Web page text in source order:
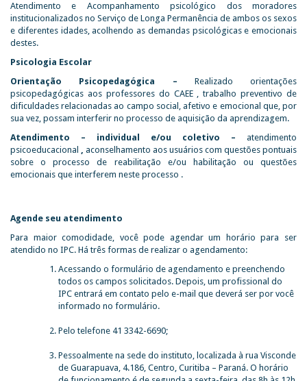
Atendimento e Acompanhamento psicológico dos moradores
institucionalizados no Serviço de Longa Permanência de ambos os sexos
e diferentes idades, acolhendo as demandas psicológicas e emocionais
destes.
Psicologia Escolar
Orientação Psicopedagógica – Realizado orientações
psicopedagógicas aos professores do CAEE , trabalho preventivo de
dificuldades relacionadas ao campo social, afetivo e emocional que, por
sua vez, possam interferir no processo de aquisição da aprendizagem.
Atendimento – individual e/ou coletivo – atendimento
psicoeducacional , aconselhamento aos usuários com questões pontuais
sobre o processo de reabilitação e/ou habilitação ou questões
emocionais que interferem neste processo .
Agende seu atendimento
Para maior comodidade, você pode agendar um horário para ser
atendido no IPC. Há três formas de realizar o agendamento:
Acessando o formulário de agendamento e preenchendo
todos os campos solicitados. Depois, um profissional do
IPC entrará em contato pelo e-mail que deverá ser por você
informado no formulário.
Pelo telefone 41 3342-6690;
Pessoalmente na sede do instituto, localizada à rua Visconde
de Guarapuava, 4.186, Centro, Curitiba – Paraná. O horário